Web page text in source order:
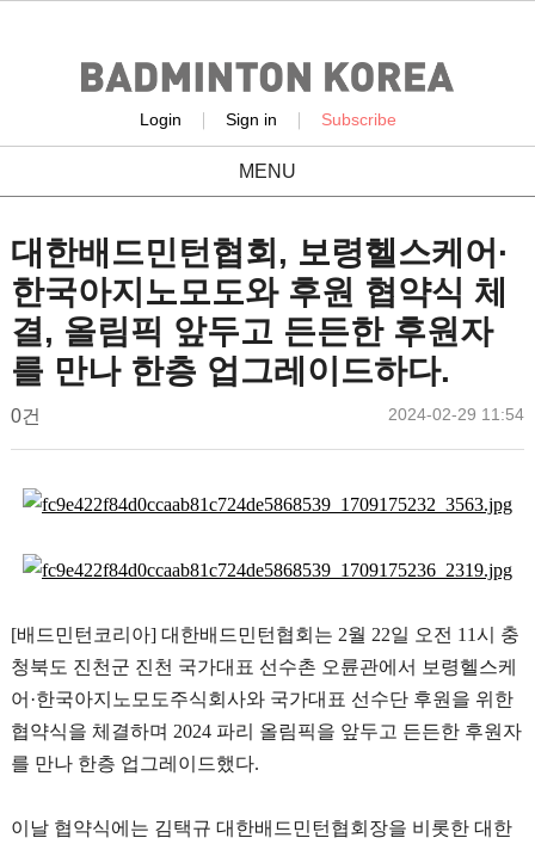
Login | Sign in | Subscribe
MENU
news
대한배드민턴협회, 보령헬스케어·
한국아지노모도와 후원 협약식 체
결, 올림픽 앞두고 든든한 후원자
를 만나 한층 업그레이드하다.
작
배
드
턴
리
댓
0건
작
2024-02-29 11:54
본
[배드민턴코리아] 대한배드민턴협회는 2월 22일 오전 11시 충
청북도 진천군 진천 국가대표 선수촌 오륜관에서 보령헬스케
어 ·한국아지노모도주식회사와 국가대표 선수단 후원을 위한
협약식을 체결하며 2024 파리 올림픽을 앞두고 든든한 후원자
를 만나 한층 업그레이드했다.
이날 협약식에는 김택규 대한배드민턴협회장을 비롯한 대한